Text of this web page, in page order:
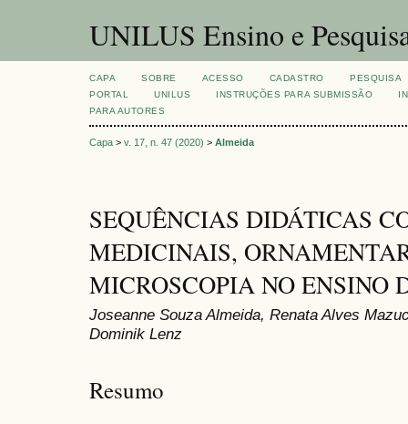
UNILUS Ensino e
CAPA SOBRE ACESSO CADASTRO
PESQUISA
PORTAL
UNILUS INSTRUÇÕES PARA SUBMISSÃO
PARA AUTORES
Capa > v. 17, n. 47 (2020) > Almeida
SEQUÊNCIAS DIDÁTICAS
MEDICINAIS,
MICROSCOPIA NO ENSINO
Joseanne Souza Almeida, Renata Alves
Dominik Lenz
Resumo